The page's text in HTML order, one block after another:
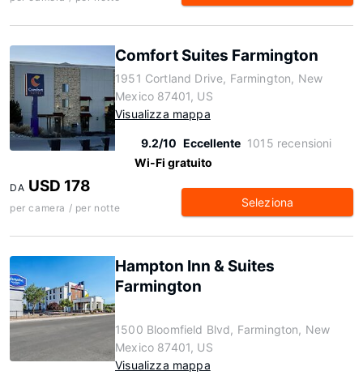
Comfort Suites Farmington
1951 Cortland Drive, Farmington, New
Mexico 87401, US
Visualizza mappa
9.2/10 Eccellente 1015 recensioni
Wi-Fi gratuito
DA USD 178
per camera / per notte Seleziona
Hampton Inn & Suites
Farmington
1500 Bloomfield Blvd, Farmington, New
Mexico 87401, US
Visualizza mappa